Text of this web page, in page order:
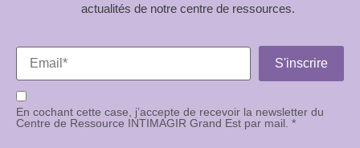
actualités de notre centre de ressources.
En cochant cette case, j’accepte de recevoir la newsletter du
Centre de Ressource INTIMAGIR Grand Est par mail. *